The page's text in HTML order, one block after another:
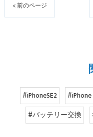
< 前のページ
#iPhoneSE2 #iPhone
#バッテリー交換